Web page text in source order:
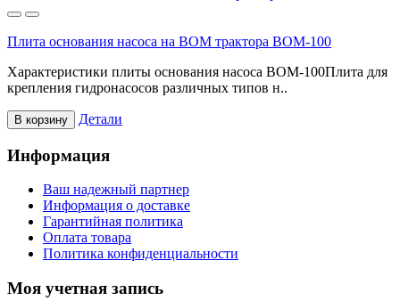
Плита основания насоса на ВОМ трактора ВОМ-100
Характеристики плиты основания насоса ВОМ-100Плита для
крепления гидронасосов различных типов н..
В корзину Детали
Информация
Ваш надежный партнер
Информация о доставке
Гарантийная политика
Оплата товара
Политика конфиденциальности
Моя учетная запись